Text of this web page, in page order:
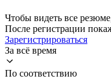
Чтобы видеть все
После регистрации
Зарегистрироваться
За всё время
По соответствию